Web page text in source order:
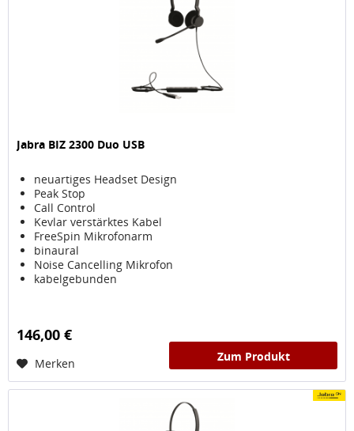
Jabra BIZ 2300 Duo USB
neuartiges Headset Design
Peak Stop
Call Control
Kevlar verstärktes Kabel
FreeSpin Mikrofonarm
binaural
Noise Cancelling Mikrofon
kabelgebunden
146,00 €
Merken Zum Produkt